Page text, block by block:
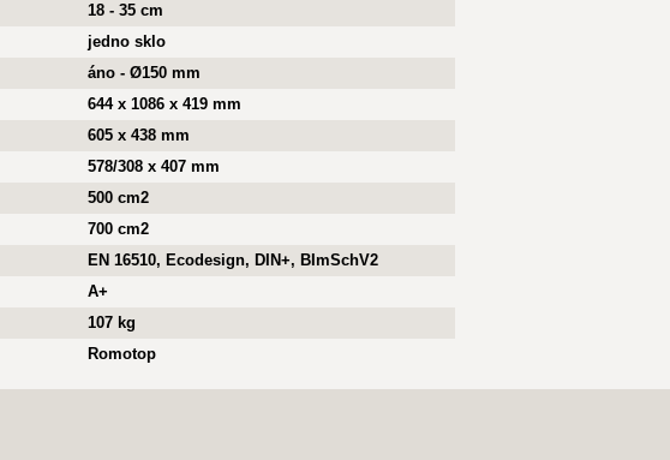
18 - 35 cm
jedno sklo
áno - Ø150 mm
644 x 1086 x 419 mm
605 x 438 mm
578/308 x 407 mm
500 cm2
700 cm2
EN 16510, Ecodesign, DIN+, BImSchV2
A+
107 kg
Romotop